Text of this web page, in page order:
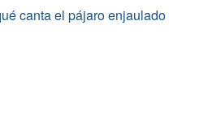
canta el pájaro enjaulado